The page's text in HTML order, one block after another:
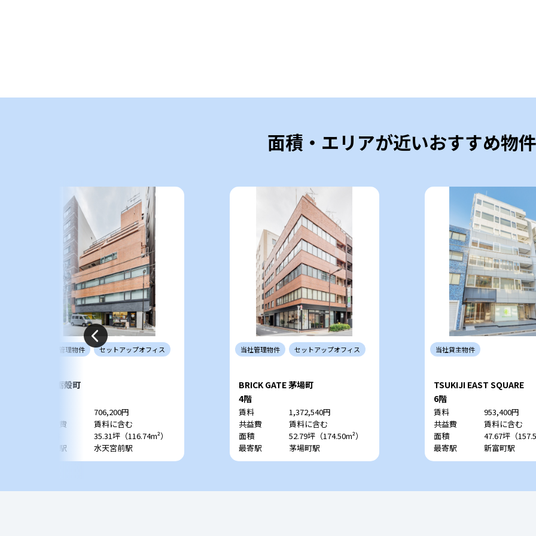
面積・エリアが近いおすすめ物件
管理物件 セットアップオフィス
TQ蛎殻町
706,200円
共益費
賃料に含む
35.31坪（116.74m²）
最寄駅
水天宮前駅
当社管理物件 セットアップオフィス
BRICK GATE 茅場町
4階
賃料
1,372,540円
共益費
賃料に含む
面積
52.79坪（174.50m²）
最寄駅
茅場町駅
当社貸主物件
TSUKIJI EAST SQUARE
6階
賃料
953,400円
共益費
賃料に含む
面積
47.67坪（
最寄駅
新富町駅